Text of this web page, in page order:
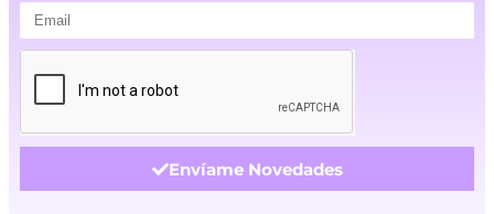
Envíame Novedades